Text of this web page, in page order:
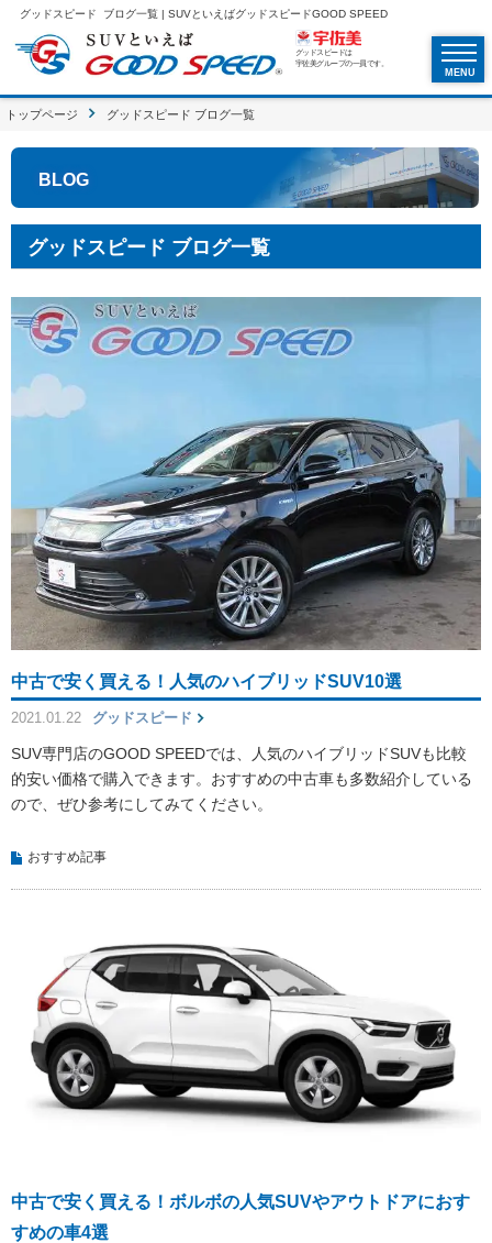
グッドスピード ブログ一覧 | SUVといえばグッドスピードGOOD SPEED
グッドスピードは
宇佐美グループの一員です。
MENU
トップページ グッドスピード ブログ一覧
BLOG
グッドスピード ブログ一覧
中古で安く買える！人気のハイブリッドSUV10選
2021.01.22 グッドスピード
SUV専門店のGOOD SPEEDでは、人気のハイブリッドSUVも比較
的安い価格で購入できます。おすすめの中古車も多数紹介している
ので、ぜひ参考にしてみてください。
おすすめ記事
中古で安く買える！ボルボの人気SUVやアウトドアにおす
すめの車4選